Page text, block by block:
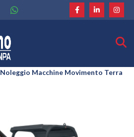
Noleggio Macchine Movimento Terra